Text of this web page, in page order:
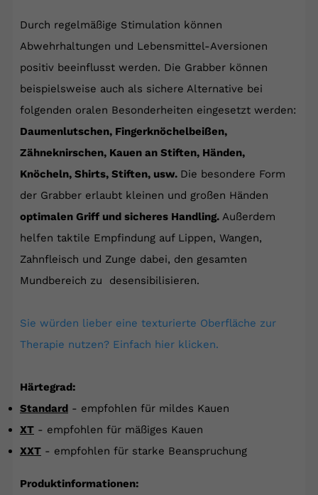
Durch regelmäßige Stimulation können
Abwehrhaltungen und Lebensmittel-Aversionen
positiv beeinflusst werden. Die Grabber können
beispielsweise auch als sichere Alternative bei
folgenden oralen Besonderheiten eingesetzt werden:
Daumenlutschen, Fingerknöchelbeißen,
Zähneknirschen, Kauen an Stiften, Händen,
Knöcheln, Shirts, Stiften, usw. Die besondere Form
der Grabber erlaubt kleinen und großen Händen
optimalen Griff und sicheres Handling. Außerdem
helfen taktile Empfindung auf Lippen, Wangen,
Zahnfleisch und Zunge dabei, den gesamten
Mundbereich zu desensibilisieren.
Sie würden lieber eine texturierte Oberfläche zur
Therapie nutzen? Einfach hier klicken.
Härtegrad:
Standard - empfohlen für mildes Kauen
XT - empfohlen für mäßiges Kauen
XXT - empfohlen für starke Beanspruchung
Produktinformationen: